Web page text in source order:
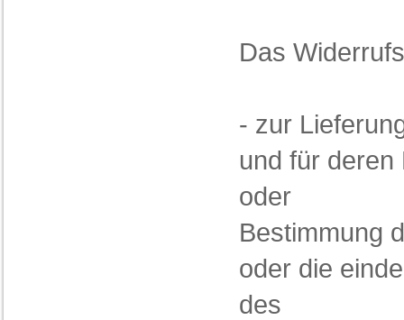
Das
- zur
und für deren
oder
Bestimmung
oder die
des